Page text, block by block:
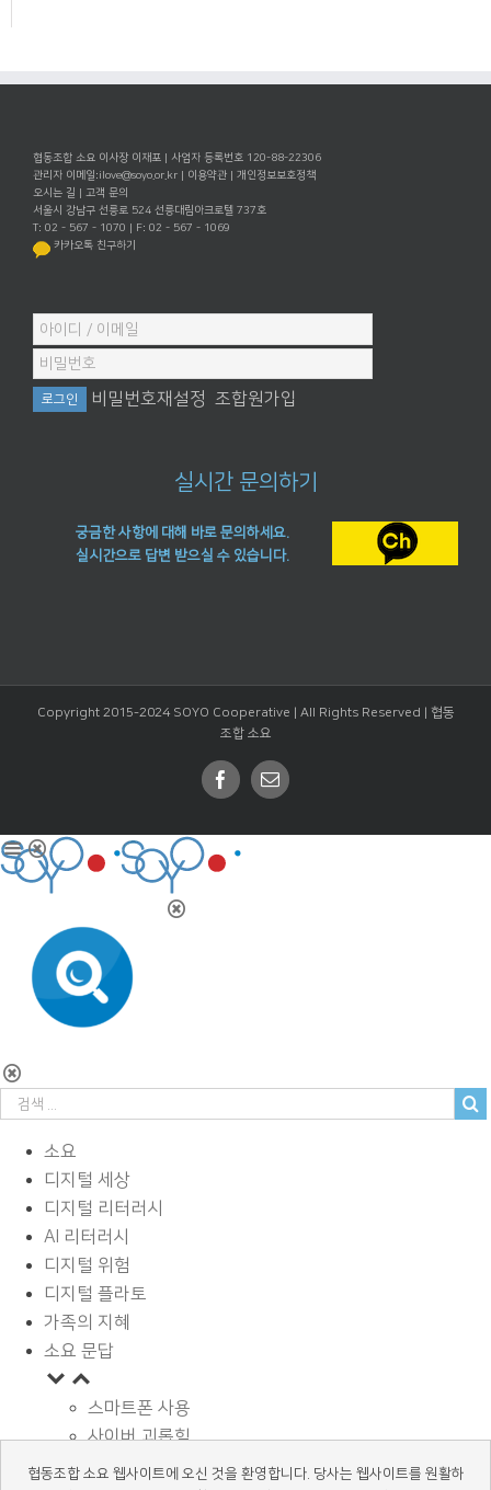
협동조합 소요 이사장 이재포 | 사업자 등록번호 120-88-22306
관리자 이메일:ilove@soyo.or.kr | 이용약관 | 개인정보보호정책
오시는 길 | 고객 문의
서울시 강남구 선릉로 524 선릉대림아크로텔 737호
T: 02 - 567 - 1070 | F: 02 - 567 - 1069
카카오톡 친구하기
비밀번호재설정 조합원가입
실시간 문의하기
궁금한 사항에 대해 바로 문의하세요.
실시간으로 답변 받으실 수 있습니다.
Copyright 2015-2024 SOYO Cooperative | All Rights Reserved | 협동
조합 소요
Facebook
Email
소요
디지털 세상
디지털 리터러시
AI 리터러시
디지털 위험
디지털 플라토
가족의 지혜
소요 문답
스마트폰 사용
사이버 괴롭힘
페이스북과 SNS
협동조합 소요 웹사이트에 오신 것을 환영합니다. 당사는 웹사이트를 원활하